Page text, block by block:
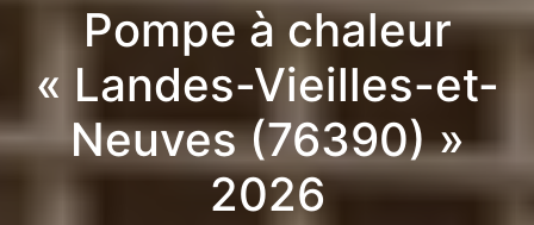
Pompe à chaleur
« Landes-Vieilles-et-
Neuves (76390) »
2026